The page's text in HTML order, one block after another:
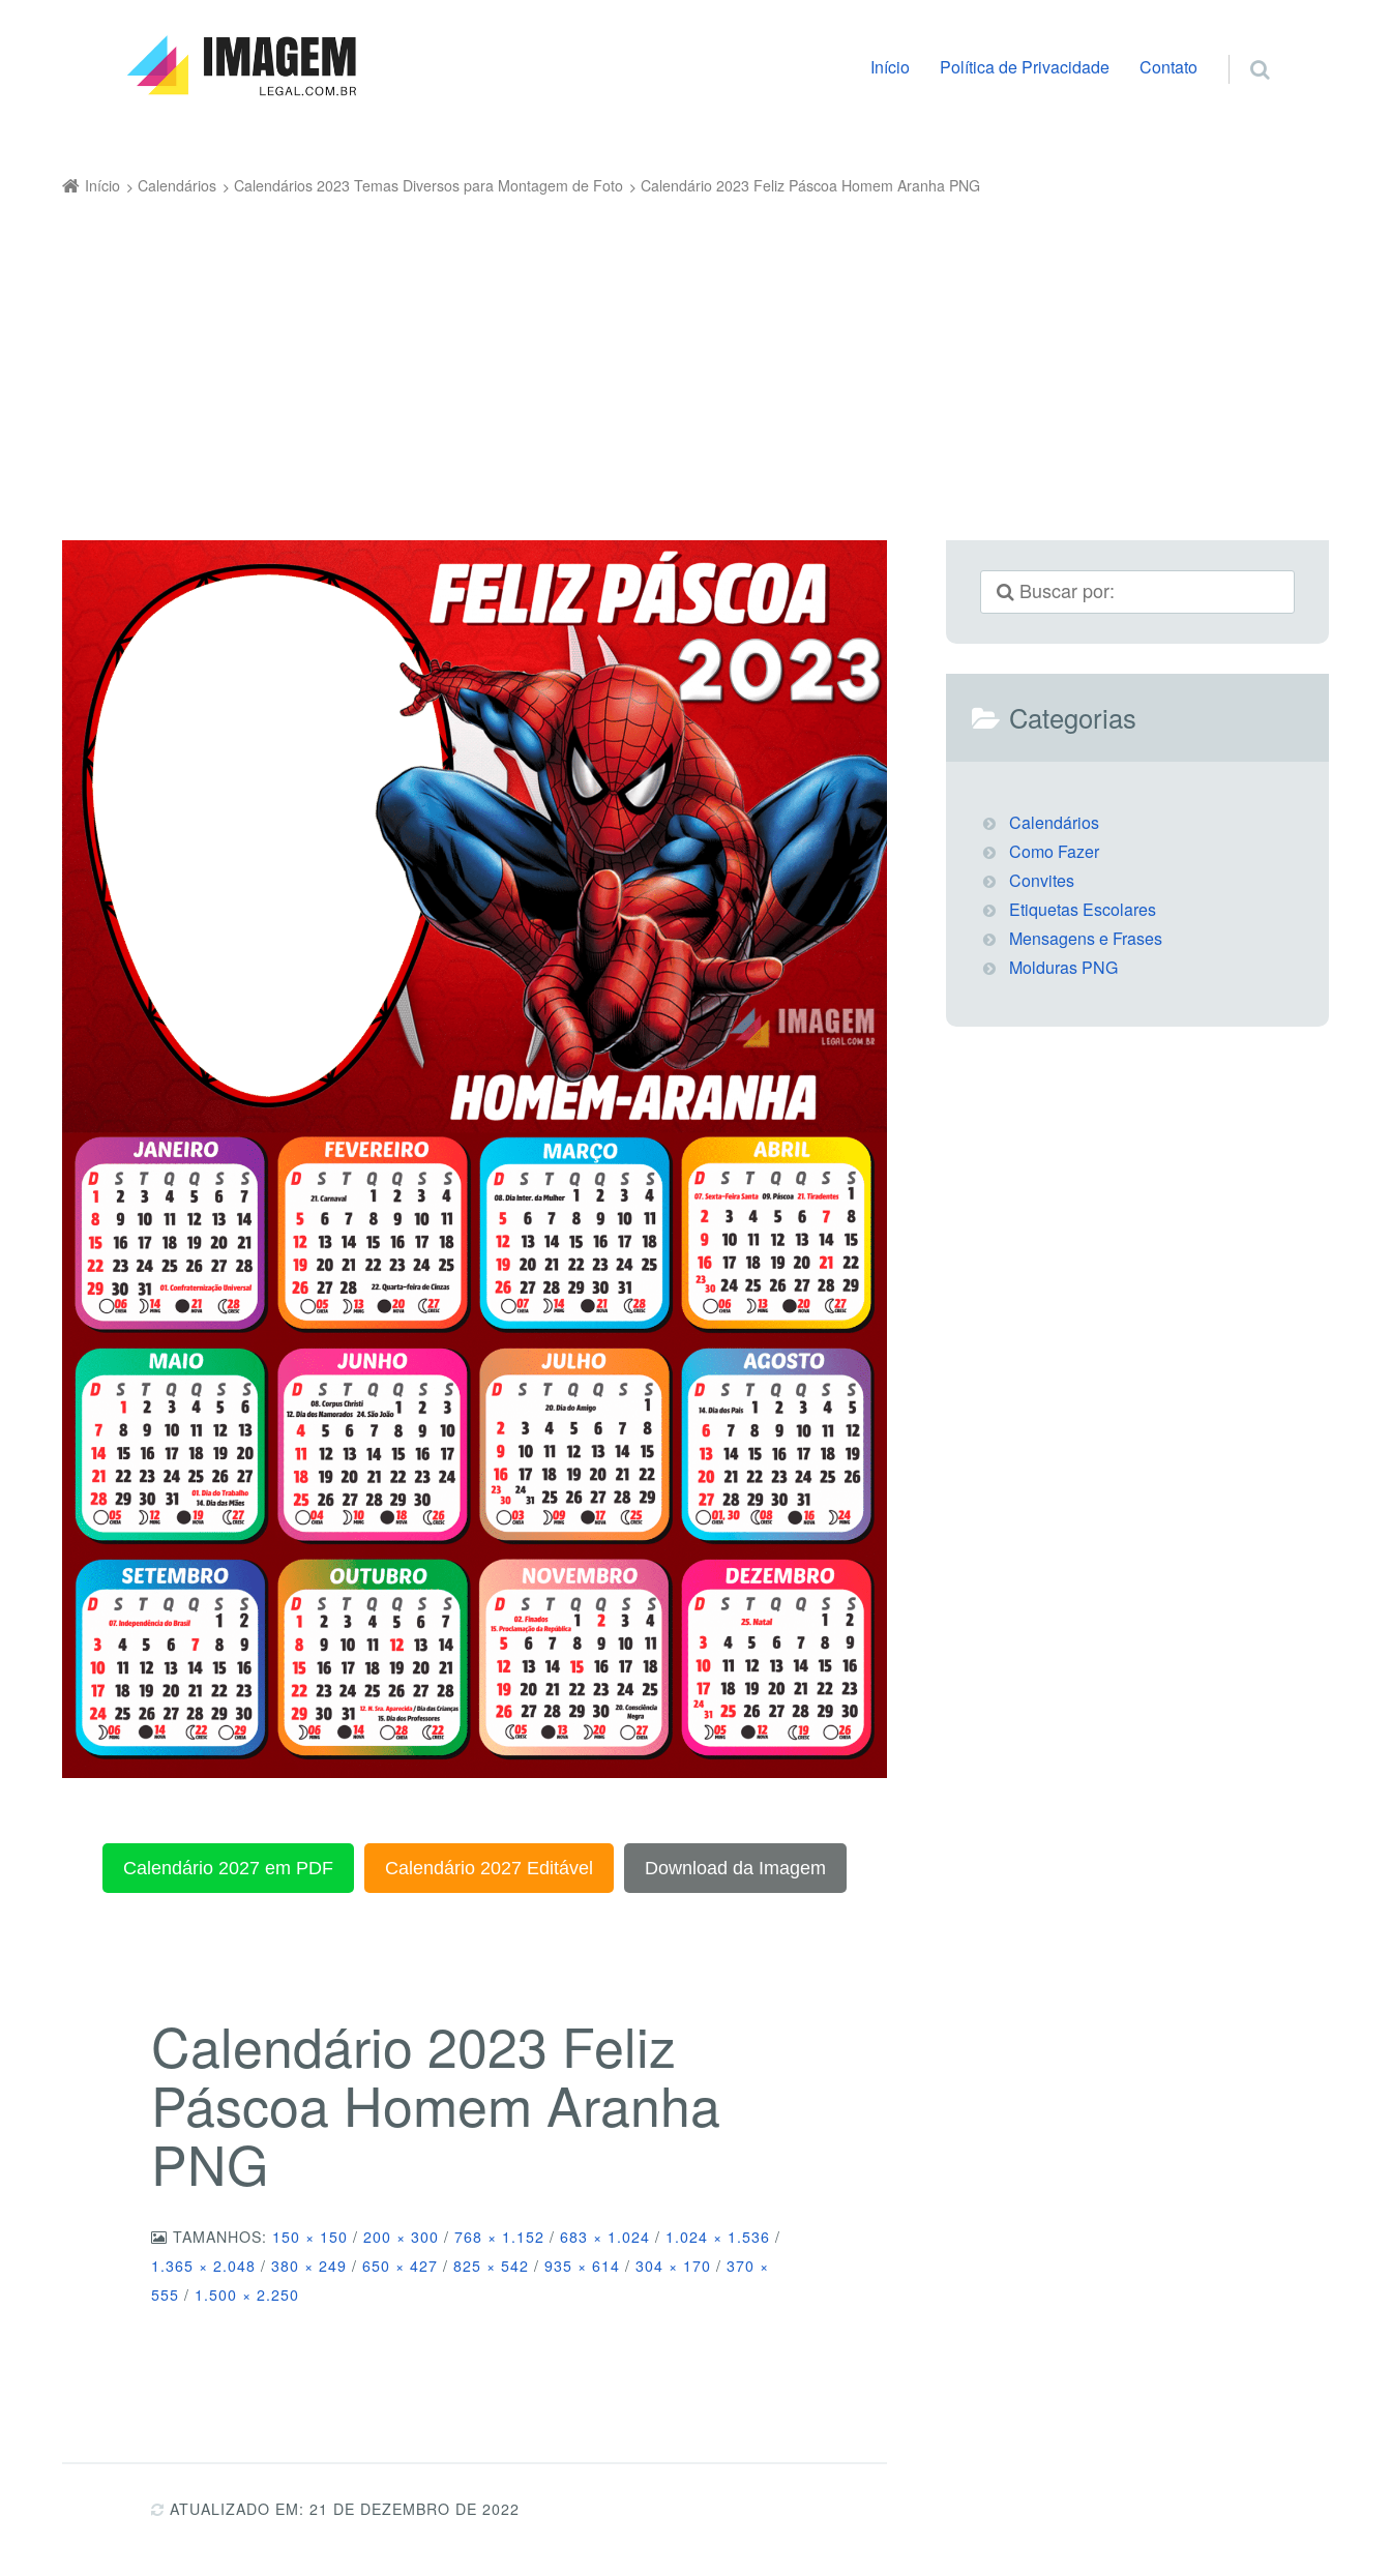
Pular para o conteúdo
Início Política de Privacidade Contato
Início Calendários Calendários 2023 Temas Diversos para Montagem de Foto Calendário 2023 Feliz Páscoa Homem Aranha PNG
Calendário 2027 em PDF Calendário 2027 Editável Download da Imagem
Calendário 2023 Feliz
Páscoa Homem Aranha
PNG
TAMANHOS: 150 × 150 / 200 × 300 / 768 × 1.152 / 683 × 1.024 / 1.024 × 1.536 /
1.365 × 2.048 / 380 × 249 / 650 × 427 / 825 × 542 / 935 × 614 / 304 × 170 / 370 ×
555 / 1.500 × 2.250
ATUALIZADO EM: 21 DE DEZEMBRO DE 2022
Categorias
Calendários
Como Fazer
Convites
Etiquetas Escolares
Mensagens e Frases
Molduras PNG